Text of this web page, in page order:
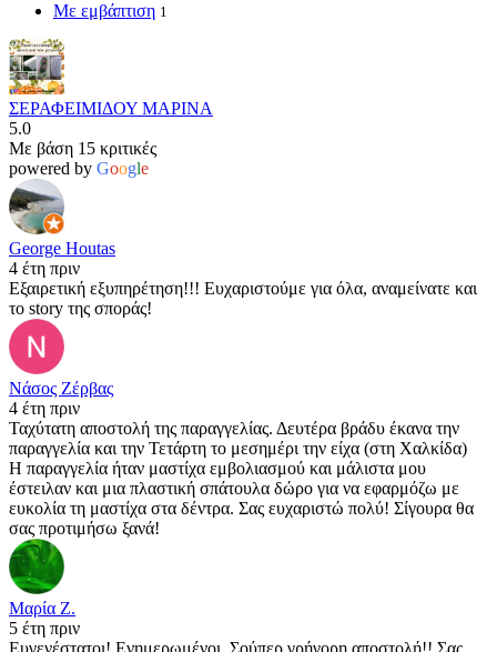
Με εμβάπτιση 1
ΣΕΡΑΦΕΙΜΙΔΟΥ ΜΑΡΙΝΑ
5.0
Με βάση 15 κριτικές
powered by Google
George Houtas
4 έτη πριν
Εξαιρετική εξυπηρέτηση!!! Ευχαριστούμε για όλα, αναμείνατε και
το story της σποράς!
Νάσος Ζέρβας
4 έτη πριν
Ταχύτατη αποστολή της παραγγελίας. Δευτέρα βράδυ έκανα την
παραγγελία και την Τετάρτη το μεσημέρι την είχα (στη Χαλκίδα)
Η παραγγελία ήταν μαστίχα εμβολιασμού και μάλιστα μου
έστειλαν και μια πλαστική σπάτουλα δώρο για να εφαρμόζω με
ευκολία τη μαστίχα στα δέντρα. Σας ευχαριστώ πολύ! Σίγουρα θα
σας προτιμήσω ξανά!
Μαρία Ζ.
5 έτη πριν